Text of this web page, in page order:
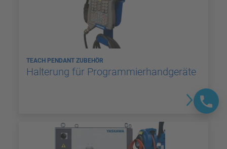
TEACH PENDANT ZUBEHÖR
Halterung für Programmierhandgeräte